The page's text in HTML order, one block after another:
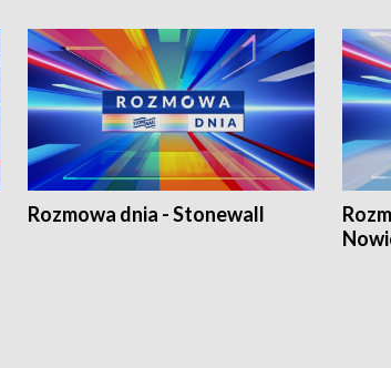
Rozmowa dnia - Stonewall